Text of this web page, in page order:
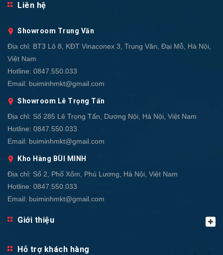
Liên hệ
Showroom Trung Văn
Địa chỉ: BT3 Lô 8, KĐT Vinaconex 3, Trung Văn, Đại Mỗ, Hà Nội,
Việt Nam
Hotline: 0847.550.033
Email: buiminhmkt@gmail.com
Showroom Lê Trọng Tấn
Địa chỉ: Số 285 Lê Trọng Tấn, Dương Nội, Hà Nội, Việt Nam
Hotline: 0847.550.033
Email: buiminhmkt@gmail.com
Kho Hàng BÙI MINH
Địa chỉ: Số 2, Phố Xốm, Phú Lương, Hà Nội, Việt Nam
Hotline: 0847.550.033
Email: buiminhmkt@gmail.com
Giới thiệu
Hỗ trợ khách hàng